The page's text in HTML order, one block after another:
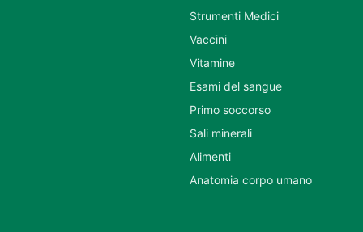
Strumenti Medici
Vaccini
Vitamine
Esami del sangue
Primo soccorso
Sali minerali
Alimenti
Anatomia corpo umano